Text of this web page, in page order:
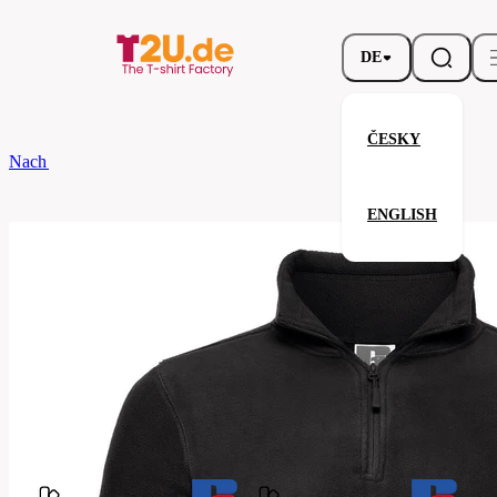
DE
ČESKY
ENGLISH
Nach dem Brand
Unisex Quarter Zip Outdoor
Russell
874M-
Black
Verwandte Produkte
Ihre Zufriedenheit ist unsere Priorität.